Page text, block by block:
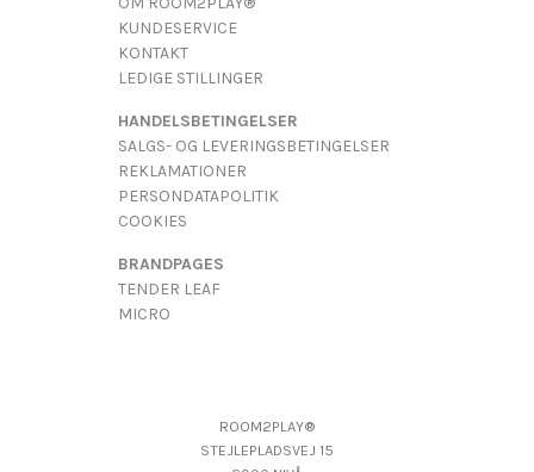
KUNDESERVICE
KONTAKT
LEDIGE STILLINGER
HANDELSBETINGELSER
SALGS- OG LEVERINGSBETINGELSER
REKLAMATIONER
PERSONDATAPOLITIK
COOKIES
BRANDPAGES
TENDER LEAF
MICRO
ROOM2PLAY®
STEJLEPLADSVEJ 15